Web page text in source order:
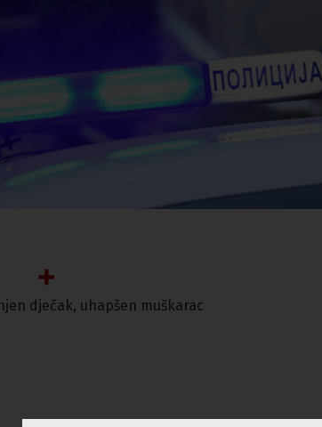
dječak, uhapšen muškarac